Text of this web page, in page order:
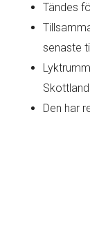
Tändes
senaste
Den har